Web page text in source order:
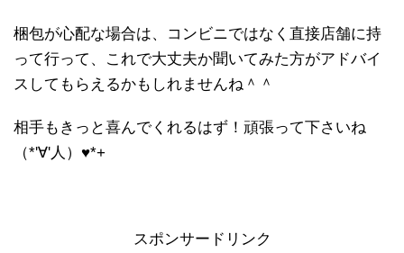
梱包が心配な場合は、コンビニではなく直接店舗に持
って行って、これで大丈夫か聞いてみた方がアドバイ
スしてもらえるかもしれませんね＾＾
相手もきっと喜んでくれるはず！頑張って下さいね
（*'∀'人）♥*+
スポンサードリンク